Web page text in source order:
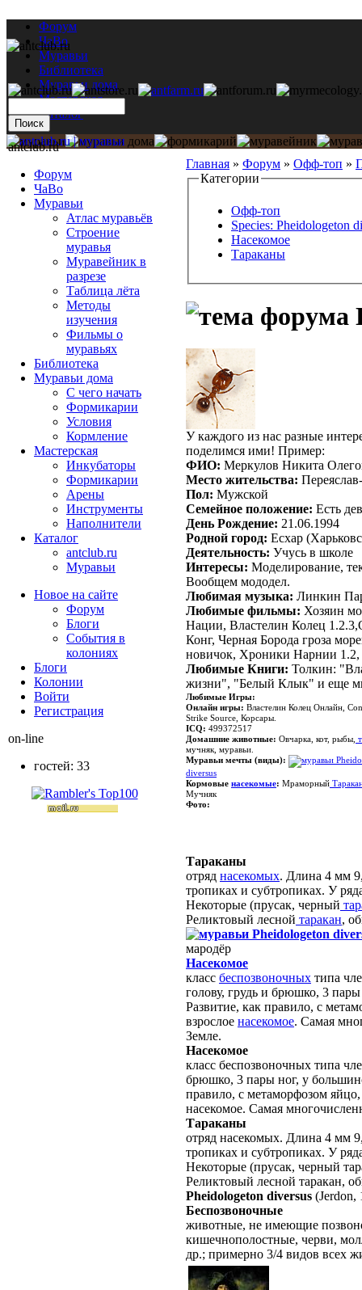
Форум
ЧаВо
Муравьи
Библиотека
Муравьи дома
Мастерская
Каталог
Главная » Форум » Офф-топ »
Категории
Офф-топ
Species: Pheidologeton
Насекомое
Тараканы
У каждого из нас разные
поделимся ими! Пример:
ФИО: Меркулов Никита
Место жительства:
Пол: Мужской
Семейное положение: Есть
День Рождение: 21.06.1994
Родной город: Есхар
Деятельность: Учусь в школе
Интересы: Моделирование,
Вообщем мододел.
Любимая музыка: Линкин
Любимые фильмы: Хозяин
Нации, Властелин Колец 1.2.3,
Конг, Черная Борода гроза
новичок, Хроники Нарнии 1.2,
Любимые Книги: Толкин:
жизни", "Белый Клык" и еще
Любимые Игры:
Онлайн игры: Властелин Колец Онлайн,
Strike Source, Корсары.
ICQ: 499372517
Домашние животные: Овчарка, кот, рыбы,
мучняк, муравьи.
Муравьи мечты (виды):
diversus
Кормовые насекомые: Мраморный
Мучняк
Фото:
Тараканы
отряд насекомых. Длина 4 мм
тропиках и субтропиках. У
Некоторые (прусак, черный
Реликтовый лесной таракан,
Pheidologeton
мародёр
Насекомое
класс беспозвоночных типа
голову, грудь и брюшко, 3
Развитие, как правило, с
взрослое насекомое. Самая
Земле.
Насекомое
класс беспозвоночных типа
брюшко, 3 пары ног, у
правило, с метаморфозом
насекомое. Самая
Тараканы
отряд насекомых. Длина 4 мм
тропиках и субтропиках. У
Некоторые (прусак, черный
Реликтовый лесной таракан,
Pheidologeton diversus (Jerdon,
Беспозвоночные
животные, не имеющие
кишечнополостные, черви,
др.; примерно 3/4 видов всех
antclub.ru
Форум
ЧаВо
Муравьи
Атлас муравьёв
Строение
муравья
Муравейник в
разрезе
Таблица лёта
Методы
изучения
Фильмы о
муравьях
Библиотека
Муравьи дома
С чего начать
Формикарии
Условия
Кормление
Мастерская
Инкубаторы
Формикарии
Арены
Инструменты
Наполнители
Каталог
antclub.ru
Муравьи
Новое на сайте
Форум
Блоги
События в
колониях
Блоги
Колонии
Войти
Peгиcтpaция
on-line
гостей: 33